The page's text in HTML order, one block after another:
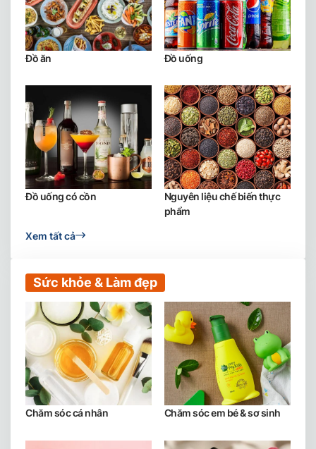
Đồ ăn Đồ uống
Đồ uống có cồn
Nguyên liệu chế biến thực
phẩm
Xem tất cả
Sức khỏe & Làm đẹp
Chăm sóc cá nhân Chăm sóc em bé & sơ sinh